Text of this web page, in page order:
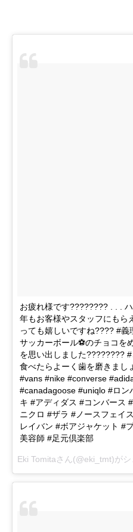
お疲れ様です???????? . . .
年もお客様やスタッフにもら
っても嬉しいですね???? #
サッカーボール⚽️のチョコを
を思い出しました????????
食べたらよーく歯を磨きま
#vans #nike #converse
#canadagoose #uniqlo #ロン
キ #アディダス #コンバース
ニクロ #ザラ #ノースフェイ
レイバン #ボアジャケット #
美容師 #足元倶楽部
Eki Tomitaさん(@eki_tmt)が